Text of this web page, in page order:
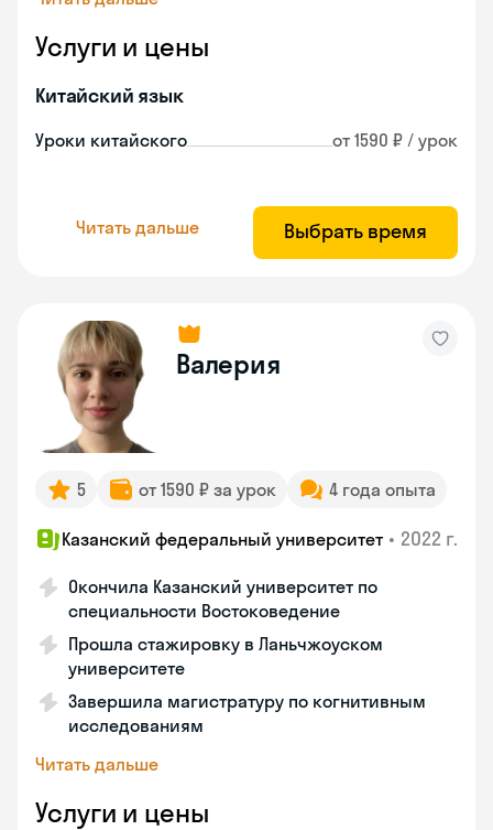
Услуги и цены
Китайский язык
Уроки китайского от 1590 ₽ / урок
Читать дальше Выбрать время
Валерия
5 от 1590 ₽ за урок 4 года опыта
Казанский федеральный университет • 2022 г.
Окончила Казанский университет по
специальности Востоковедение
Прошла стажировку в Ланьчжоуском
университете
Завершила магистратуру по когнитивным
исследованиям
Читать дальше
Услуги и цены